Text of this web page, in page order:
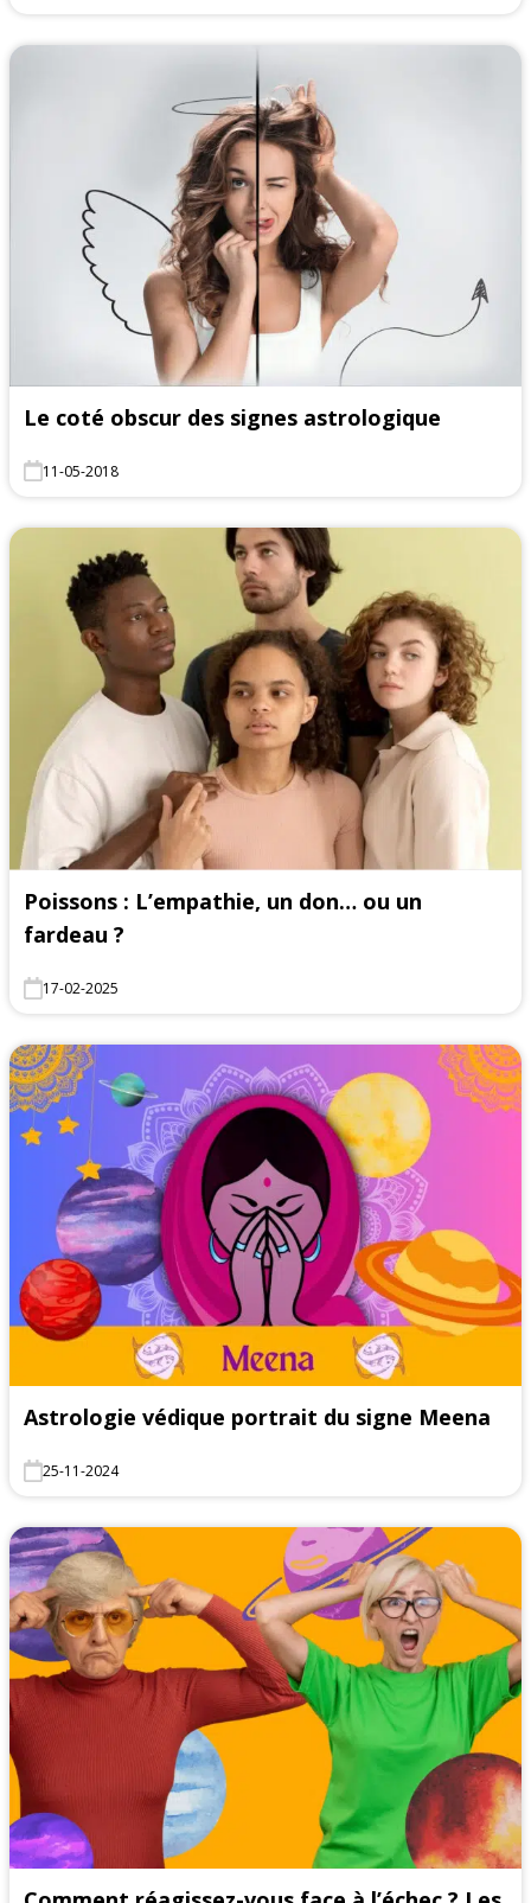
Le coté obscur des signes astrologique
11-05-2018
Poissons : L’empathie, un don… ou un
fardeau ?
17-02-2025
Astrologie védique portrait du signe Meena
25-11-2024